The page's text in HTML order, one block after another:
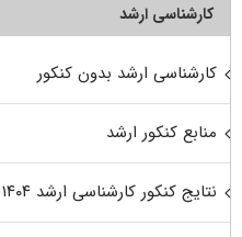
کارشناسی ارشد
کارشناسی ارشد بدون کنکور
منابع کنکور ارشد
نتایج کنکور کارشناسی ارشد ۱۴۰۴